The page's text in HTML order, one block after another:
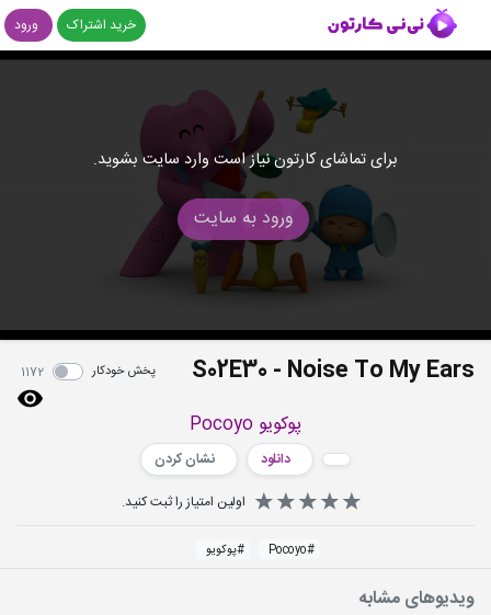
خرید اشتراک ورود
برای تماشای کارتون نیاز است وارد سایت بشوید.
ورود به سایت
S02E30 - Noise To My Ears پخش خودکار 1172
پوکویو Pocoyo
دانلود
نشان کردن
اولین امتیاز را ثبت کنید.
#
Pocoyo
#پوکویو
ویدیوهای مشابه